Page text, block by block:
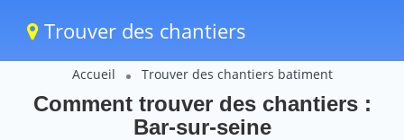
Trouver des chantiers
Accueil Trouver des chantiers batiment
Comment trouver des chantiers :
Bar-sur-seine